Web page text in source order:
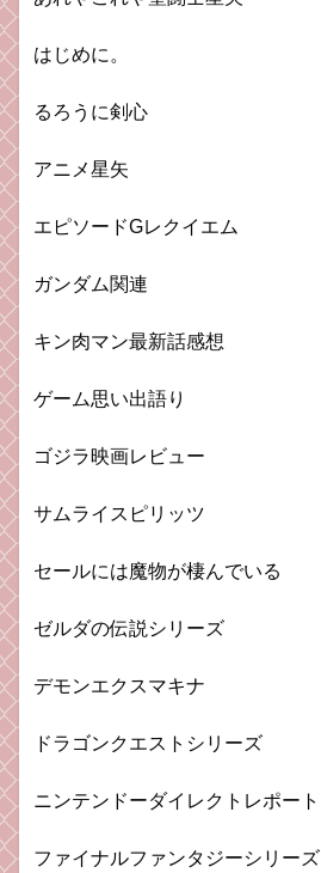
はじめに。
るろうに剣心
アニメ星矢
エピソードGレクイエム
ガンダム関連
キン肉マン最新話感想
ゲーム思い出語り
ゴジラ映画レビュー
サムライスピリッツ
セールには魔物が棲んでいる
ゼルダの伝説シリーズ
デモンエクスマキナ
ドラゴンクエストシリーズ
ニンテンドーダイレクトレポート
ファイナルファンタジーシリーズ